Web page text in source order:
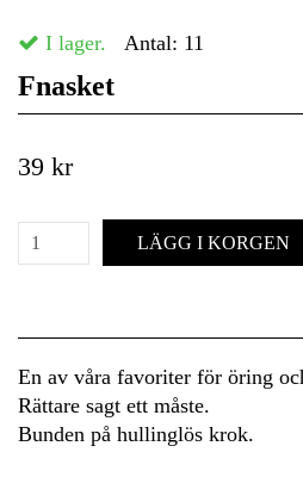
I lager. Antal: 11
Fnasket
39 kr
LÄGG I KORGEN
En av våra favoriter för öring
Rättare sagt ett måste.
Bunden på hullinglös krok.